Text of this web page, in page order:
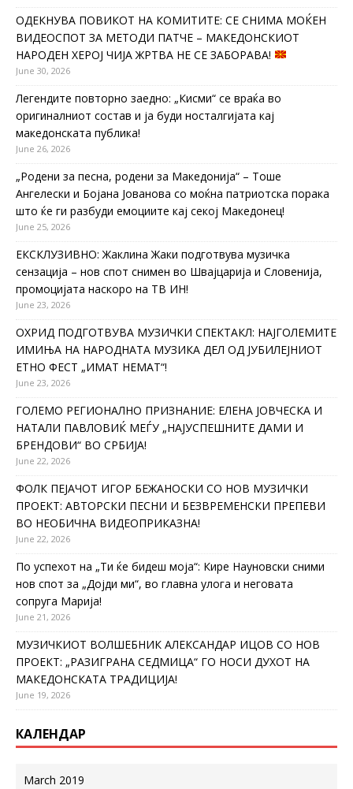
ОДЕКНУВА ПОВИКОТ НА КОМИТИТЕ: СЕ СНИМА МОЌЕН
ВИДЕОСПОТ ЗА МЕТОДИ ПАТЧЕ – МАКЕДОНСКИОТ
НАРОДЕН ХЕРОЈ ЧИЈА ЖРТВА НЕ СЕ ЗАБОРАВА!
June 30, 2026
Легендите повторно заедно: „Кисми“ се враќа во
оригиналниот состав и ја буди носталгијата кај
македонската публика!
June 26, 2026
„Родени за песна, родени за Македонија“ – Тоше
Ангелески и Бојана Јованова со моќна патриотска порака
што ќе ги разбуди емоциите кај секој Македонец!
June 25, 2026
ЕКСКЛУЗИВНО: Жаклина Жаки подготвува музичка
сензација – нов спот снимен во Швајцарија и Словенија,
промоцијата наскоро на ТВ ИН!
June 23, 2026
ОХРИД ПОДГОТВУВА МУЗИЧКИ СПЕКТАКЛ: НАЈГОЛЕМИТЕ
ИМИЊА НА НАРОДНАТА МУЗИКА ДЕЛ ОД ЈУБИЛЕЈНИОТ
ЕТНО ФЕСТ „ИМАТ НЕМАТ“!
June 23, 2026
ГОЛЕМО РЕГИОНАЛНО ПРИЗНАНИЕ: ЕЛЕНА ЈОВЧЕСКА И
НАТАЛИ ПАВЛОВИЌ МЕЃУ „НАЈУСПЕШНИТЕ ДАМИ И
БРЕНДОВИ“ ВО СРБИЈА!
June 22, 2026
ФОЛК ПЕЈАЧОТ ИГОР БЕЖАНОСКИ СО НОВ МУЗИЧКИ
ПРОЕКТ: АВТОРСКИ ПЕСНИ И БЕЗВРЕМЕНСКИ ПРЕПЕВИ
ВО НЕОБИЧНА ВИДЕОПРИКАЗНА!
June 22, 2026
По успехот на „Ти ќе бидеш моја“: Кире Науновски сними
нов спот за „Дојди ми“, во главна улога и неговата
сопруга Марија!
June 21, 2026
МУЗИЧКИОТ ВОЛШЕБНИК АЛЕКСАНДАР ИЦОВ СО НОВ
ПРОЕКТ: „РАЗИГРАНА СЕДМИЦА“ ГО НОСИ ДУХОТ НА
МАКЕДОНСКАТА ТРАДИЦИЈА!
June 19, 2026
КАЛЕНДАР
March 2019